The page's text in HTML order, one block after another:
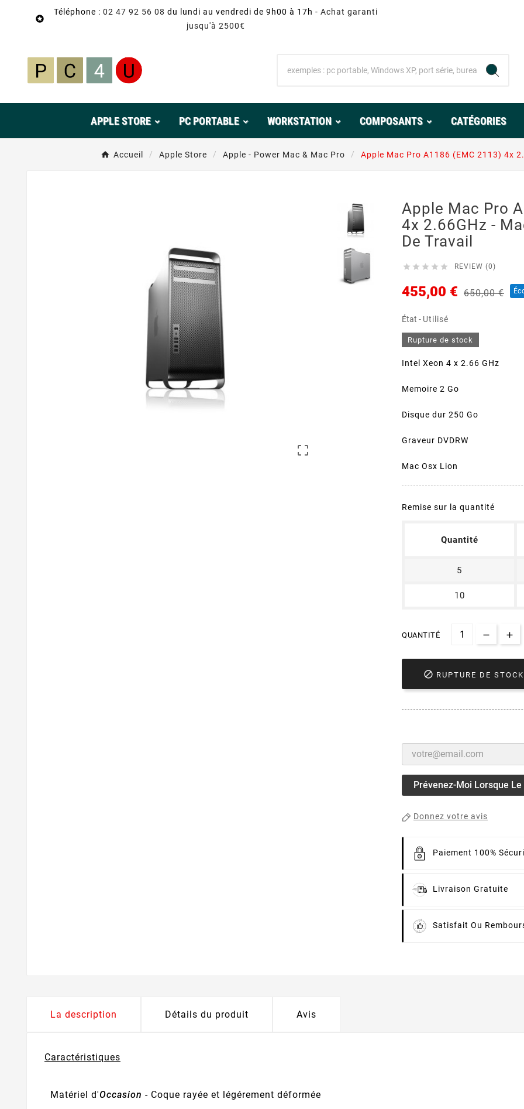

Téléphone : 02 47 92 56 08 du lundi au vendredi de 9h00 à 17h - Achat garanti
jusqu'à 2500€
APPLE STORE PC PORTABLE WORKSTATION COMPOSANTS CATÉGORIES
Accueil Apple Store Apple - Power Mac & Mac Pro Apple Mac Pro A1186 (EMC 2113) 4x

Apple Mac Pro
4x 2.66GHz -
De Travail
     REVIEW (0)
455,00 € 650,00 €
État - Utilisé
Rupture de stock
Intel Xeon 4 x 2.66 GHz
Memoire 2 Go
Disque dur 250 Go
Graveur DVDRW
Mac Osx Lion
Remise sur la quantité
Quantité
5
10
QUANTITÉ
 RUPTURE DE STOCK
Prévenez-Moi Lorsque
Donnez votre avis
Paiement 100%
Livraison Gratuite
Satisfait Ou
La description Détails du produit Avis
Caractéristiques
Matériel d'Occasion - Coque rayée et légérement déformée